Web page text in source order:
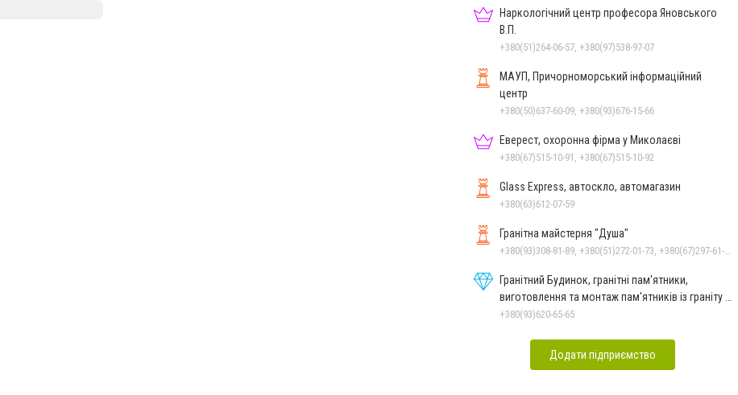
Наркологічний центр професора Яновського
В.П.
+380(51)264-06-57, +380(97)538-97-07
МАУП, Причорноморський інформаційний
центр
+380(50)637-60-09, +380(93)676-15-66
Еверест, охоронна фірма у Миколаєві
+380(67)515-10-91, +380(67)515-10-92
Glass Express, автоскло, автомагазин
+380(63)612-07-59
Гранітна майстерня "Душа"
Гранітний Будинок, гранітні пам'ятники,
виготовлення та монтаж пам'ятників із граніту в
Миколаєві
+380(93)620-65-65
Додати підприємство